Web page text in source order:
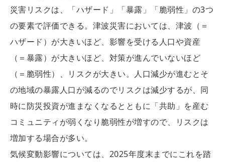
災害リスクは、「ハザード」「暴露」「脆弱性」の3つ
の要素で評価できる。津波災害においては、津波（＝
ハザード）が大きいほど、影響を受ける人口や資産
（＝暴露）が大きいほど、対策が進んでいないほど
（＝脆弱性）、リスクが大きい。人口減少が進むとそ
の地域の暴露人口が減るのでリスクは減少するが、同
時に防災投資が進まなくなるとともに「共助」を産む
コミュニティが弱くなり脆弱性が増すので、リスクは
増加する場合が多い。
気候変動影響については、2025年度末までにこれを踏